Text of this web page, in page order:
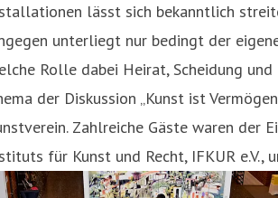
lässt sich bekanntlich
unterliegt nur bedingt der
Rolle dabei Heirat, Scheidung und
der Diskussion „Kunst ist
Zahlreiche Gäste waren der
für Kunst und Recht, IFKUR e.V.,